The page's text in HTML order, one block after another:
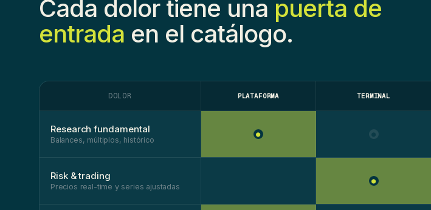
Cada dolor tiene una puerta de
entrada en el catálogo.
DOLOR PLATAFORMA TERMINAL
Research fundamental
Balances, múltiplos, histórico
● ●
Risk & trading
Precios real-time y series ajustadas
●